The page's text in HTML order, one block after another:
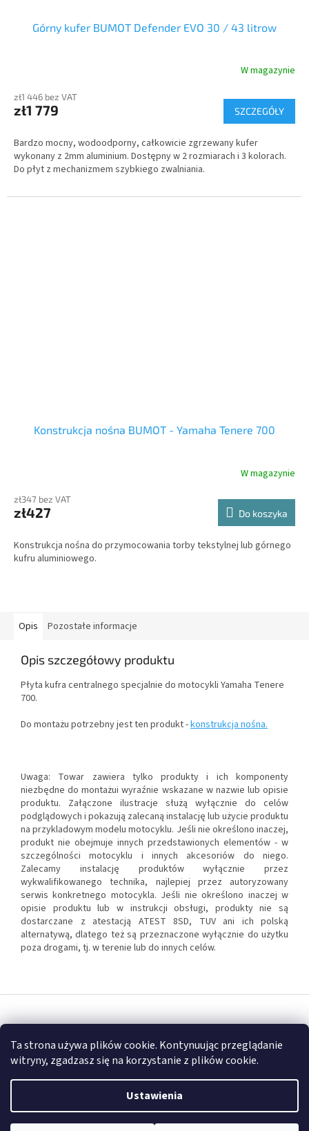
Ta strona używa plików cookie. Kontynuując przeglądanie
witryny, zgadzasz się na korzystanie z plików cookie.
Ustawienia
Górny kufer BUMOT Defender EVO 30 / 43 litrow
W magazynie
zł1 446 bez VAT
zł1 779 SZCZEGÓŁY
Bardzo mocny, wodoodporny, całkowicie zgrzewany kufer
wykonany z 2mm aluminium. Dostępny w 2 rozmiarach i 3 kolorach.
Do płyt z mechanizmem szybkiego zwalniania.
Konstrukcja nośna BUMOT - Yamaha Tenere 700
W magazynie
zł347 bez VAT
zł427 Do koszyka
Konstrukcja nośna do przymocowania torby tekstylnej lub górnego
kufru aluminiowego.
Opis Pozostałe informacje
Opis szczegółowy produktu
Płyta kufra centralnego specjalnie do motocykli Yamaha Tenere
700.
Do montażu potrzebny jest ten produkt -konstrukcja nośna.
Uwaga: Towar zawiera tylko produkty i ich komponenty
niezbędne do montażui wyraźnie wskazane w nazwie lub opisie
produktu. Załączone ilustracje służą wyłącznie do celów
podglądowych i pokazują zalecaną instalację lub użycie produktu
na przykladowym modelu motocyklu. Jeśli nie określono inaczej,
produkt nie obejmuje innych przedstawionych elementów - w
szczególności motocyklu i innych akcesoriów do niego.
Zalecamy instalację produktów wyłącznie przez
wykwalifikowanego technika, najlepiej przez autoryzowany
serwis konkretnego motocykla. Jeśli nie określono inaczej w
opisie produktu lub w instrukcji obsługi, produkty nie są
dostarczane z atestacją ATEST 8SD, TUV ani ich polską
alternatywą, dlatego też są przeznaczone wyłącznie do użytku
poza drogami, tj. w terenie lub do innych celów.
o
Copyright 2026 FULLGARAGE . Wszystkie prawa zastrzeżone.